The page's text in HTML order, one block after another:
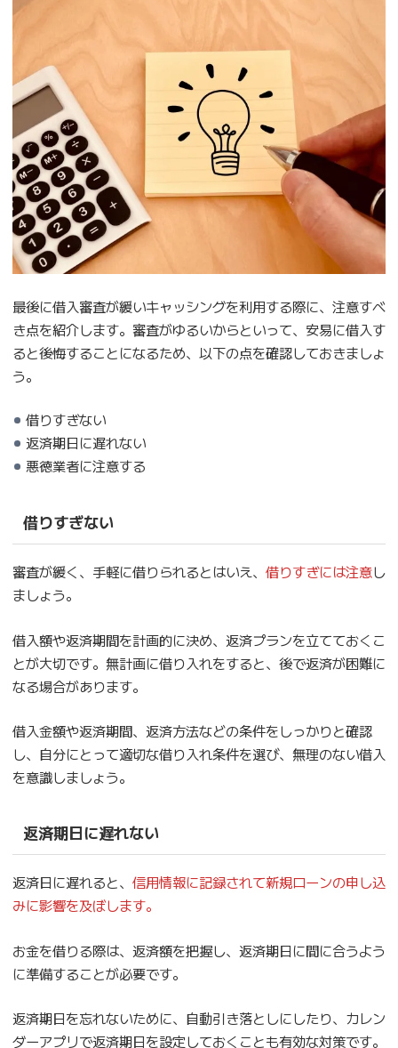
最後に借入審査が緩いキャッシングを利用する際に、注意すべ
き点を紹介します。審査がゆるいからといって、安易に借入す
ると後悔することになるため、以下の点を確認しておきましょ
う。
借りすぎない
返済期日に遅れない
悪徳業者に注意する
借りすぎない
審査が緩く、手軽に借りられるとはいえ、 借りすぎには注意し
ましょう。
借入額や返済期間を計画的に決め、返済プランを立てておくこ
とが大切です。無計画に借り入れをすると、後で返済が困難に
なる場合があります。
借入金額や返済期間、返済方法などの条件をしっかりと確認
し、自分にとって適切な借り入れ条件を選び、無理のない借入
を意識しましょう。
返済期日に遅れない
返済日に遅れると、 信用情報に記録されて新規ローンの申し込
みに影響を及ぼします。
お金を借りる際は、返済額を把握し、返済期日に間に合うよう
に準備することが必要です。
返済期日を忘れないために、自動引き落としにしたり、カレン
ダーアプリで返済期日を設定しておくことも有効な対策です。